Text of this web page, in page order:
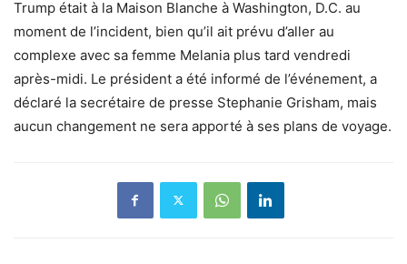
Trump était à la Maison Blanche à Washington, D.C. au
moment de l’incident, bien qu’il ait prévu d’aller au
complexe avec sa femme Melania plus tard vendredi
après-midi. Le président a été informé de l’événement, a
déclaré la secrétaire de presse Stephanie Grisham, mais
aucun changement ne sera apporté à ses plans de voyage.